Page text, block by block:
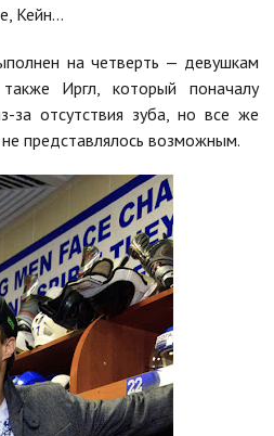
Кейн…
на четверть — девушкам
Иргл, который поначалу
за отсутствия зуба, но все же
представлялось возможным.